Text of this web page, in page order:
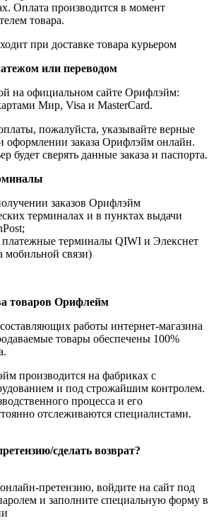
Оплата производится в момент
товара.
при доставке товара курьером
или переводом
на официальном сайте Орифлэйм:
Мир, Visa и MasterCard.
пожалуйста, указывайте верные
заказа Орифлэйм онлайн.
будет сверять данные заказа и паспорта.
заказов Орифлэйм
терминалах и в пунктах выдачи
платежные терминалы QIWI и Элекснет
мобильной связи)
товаров Орифлейм
работы интернет-магазина
товары обеспечены 100%
производится на фабриках с
и под строжайшим контролем.
процесса и его
отслеживаются специалистами.
сделать возврат?
претензию, войдите на сайт под
и заполните специальную форму в